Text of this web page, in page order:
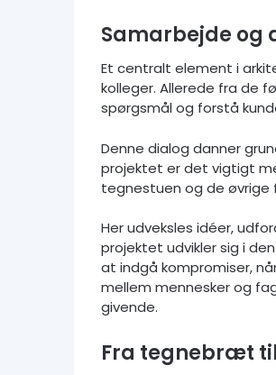
Samarbejde og
Et centralt element i
kolleger. Allerede fra de
spørgsmål og forstå
Denne dialog danner
projektet er det vigtigt
tegnestuen og de øvrige
Her udveksles idéer,
projektet udvikler sig i
at indgå kompromiser,
mellem mennesker og
givende.
Fra tegnebræt